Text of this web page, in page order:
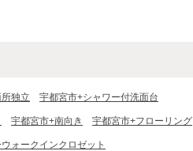
独立 宇都宮市+シャワー付洗面台
宇都宮市+南向き 宇都宮市+フローリング
ォークインクロゼット